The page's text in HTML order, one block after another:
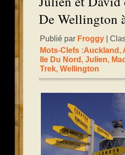
De Wellington
Publié par Froggy |
Mots-Clefs :Auckland,
Ile Du Nord, Julien,
Trek, Wellington